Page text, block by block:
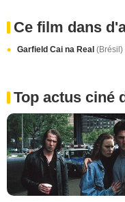
Ce film dans
Garfield Cai na Real (Brésil)
Top actus ciné